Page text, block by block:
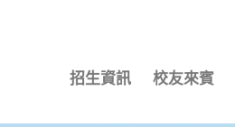
招生資訊 校友來賓